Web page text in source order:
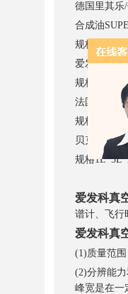
德国里其
合成油
规格1L 5L
爱发科
规格1L 5L
法国阿尔
规格1L 5L
贝克
规格1L 5L
爱发科真
谱计、飞行
爱发科真
(1)质量范
(2)分辨能
峰宽是在一